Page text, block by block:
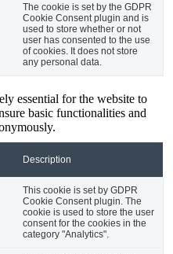
The cookie is set by the GDPR
Cookie Consent plugin and is
used to store whether or not
user has consented to the use
of cookies. It does not store
any personal data.
essential for the website to
basic functionalities and
Description
This cookie is set by GDPR
Cookie Consent plugin. The
cookie is used to store the user
consent for the cookies in the
category "Analytics".